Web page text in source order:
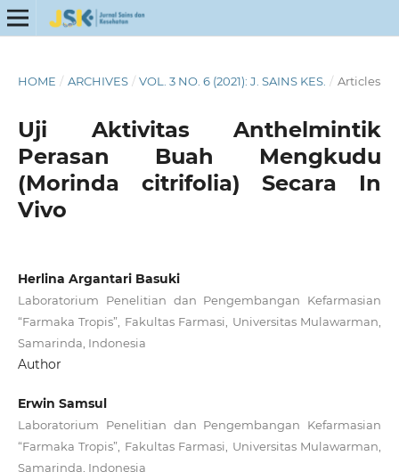
HOME / ARCHIVES / VOL. 3 NO. 6 (2021): J. SAINS KES. / Articles
Uji Aktivitas Anthelmintik
Perasan Buah Mengkudu
(Morinda citrifolia) Secara In
Vivo
Herlina Argantari Basuki
Laboratorium Penelitian dan Pengembangan Kefarmasian
“Farmaka Tropis”, Fakultas Farmasi, Universitas Mulawarman,
Samarinda, Indonesia
Author
Erwin Samsul
Laboratorium Penelitian dan Pengembangan Kefarmasian
“Farmaka Tropis”, Fakultas Farmasi, Universitas Mulawarman,
Samarinda, Indonesia